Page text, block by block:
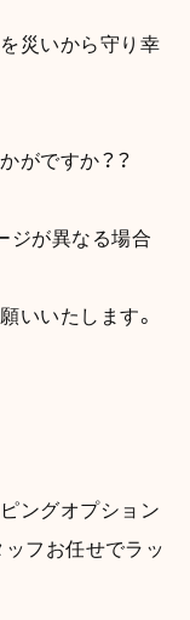
災いから守り幸
がですか？？
ジが異なる場合
いいたします。
ングオプション
ッフお任せでラッ